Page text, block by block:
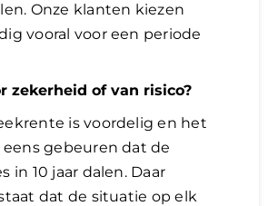
Onze klanten kiezen
vooral voor een periode
zekerheid of van risico?
is voordelig en het
gebeuren dat de
in 10 jaar dalen. Daar
dat de situatie op elk